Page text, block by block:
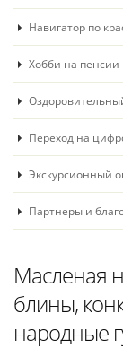
Навигатор по
Хобби на пенсии
Переход на
Экскурсионный
Партнеры и
Масленая
блины,
народные